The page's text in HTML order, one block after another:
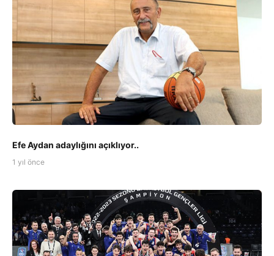
Efe Aydan adaylığını açıklıyor..
1 yıl önce